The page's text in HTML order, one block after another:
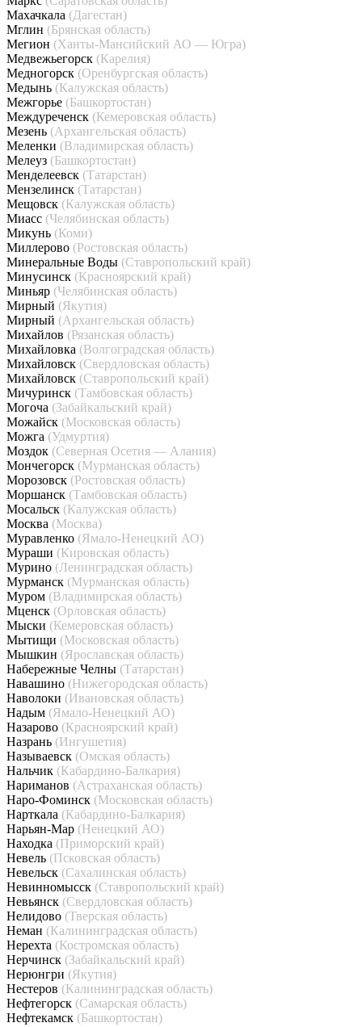
Махачкала (Дагестан)
Мглин (Брянская область)
Мегион (Ханты-Мансийский АО — Югра)
Медвежьегорск (Карелия)
Медногорск (Оренбургская область)
Медынь (Калужская область)
Межгорье (Башкортостан)
Междуреченск (Кемеровская область)
Мезень (Архангельская область)
Меленки (Владимирская область)
Мелеуз (Башкортостан)
Менделеевск (Татарстан)
Мензелинск (Татарстан)
Мещовск (Калужская область)
Миасс (Челябинская область)
Микунь (Коми)
Миллерово (Ростовская область)
Минеральные Воды (Ставропольский край)
Минусинск (Красноярский край)
Миньяр (Челябинская область)
Мирный (Якутия)
Мирный (Архангельская область)
Михайлов (Рязанская область)
Михайловка (Волгоградская область)
Михайловск (Свердловская область)
Михайловск (Ставропольский край)
Мичуринск (Тамбовская область)
Могоча (Забайкальский край)
Можайск (Московская область)
Можга (Удмуртия)
Моздок (Северная Осетия — Алания)
Мончегорск (Мурманская область)
Морозовск (Ростовская область)
Моршанск (Тамбовская область)
Мосальск (Калужская область)
Москва (Москва)
Муравленко (Ямало-Ненецкий АО)
Мураши (Кировская область)
Мурино (Ленинградская область)
Мурманск (Мурманская область)
Муром (Владимирская область)
Мценск (Орловская область)
Мыски (Кемеровская область)
Мытищи (Московская область)
Мышкин (Ярославская область)
Набережные Челны (Татарстан)
Навашино (Нижегородская область)
Наволоки (Ивановская область)
Надым (Ямало-Ненецкий АО)
Назарово (Красноярский край)
Назрань (Ингушетия)
Называевск (Омская область)
Нальчик (Кабардино-Балкария)
Нариманов (Астраханская область)
Наро-Фоминск (Московская область)
Нарткала (Кабардино-Балкария)
Нарьян-Мар (Ненецкий АО)
Находка (Приморский край)
Невель (Псковская область)
Невельск (Сахалинская область)
Невинномысск (Ставропольский край)
Невьянск (Свердловская область)
Нелидово (Тверская область)
Неман (Калининградская область)
Нерехта (Костромская область)
Нерчинск (Забайкальский край)
Нерюнгри (Якутия)
Нестеров (Калининградская область)
Нефтегорск (Самарская область)
Нефтекамск (Башкортостан)